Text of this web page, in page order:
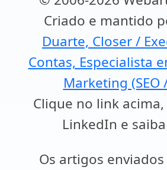
Criado e mantido
Duarte, Closer /
Contas, Especialista
Marketing (SEO
Clique no link
LinkedIn e
Os artigos